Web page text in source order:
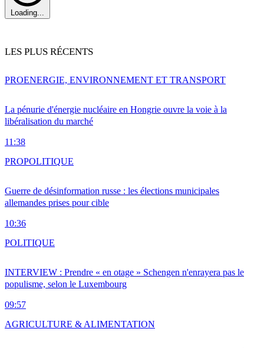
Loading...
LES PLUS RÉCENTS
La pénurie d'énergie nucléaire en Hongrie ouvre la voie à la
libéralisation du marché
11:38
PROENERGIE, ENVIRONNEMENT ET TRANSPORT
Guerre de désinformation russe : les élections municipales
allemandes prises pour cible
10:36
PROPOLITIQUE
INTERVIEW : Prendre « en otage » Schengen n'enrayera pas le
populisme, selon le Luxembourg
09:57
POLITIQUE
AGRICULTURE & ALIMENTATION